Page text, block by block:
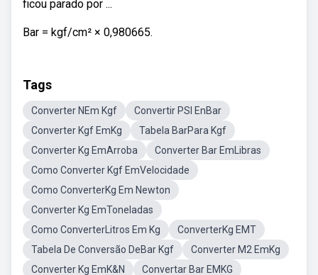
ficou parado por ...
Bar = kgf/cm² × 0,980665.
Tags
Converter NEm Kgf
Convertir PSI EnBar
Converter Kgf EmKg
Tabela BarPara Kgf
Converter Kg EmArroba
Converter Bar EmLibras
Como Converter Kgf EmVelocidade
Como ConverterKg Em Newton
Converter Kg EmToneladas
Como ConverterLitros Em Kg
ConverterKg EMT
Tabela De Conversão DeBar Kgf
Converter M2 EmKg
Converter Kg EmK&N
Convertar Bar EMKG